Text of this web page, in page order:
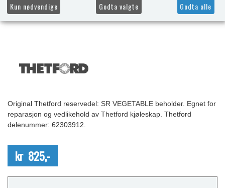
Original Thetford reservedel: SR VEGETABLE beholder. Egnet for
reparasjon og vedlikehold av Thetford kjøleskap. Thetford
delenummer: 62303912.
kr 825,-
Kun nødvendige Godta valgte Godta alle